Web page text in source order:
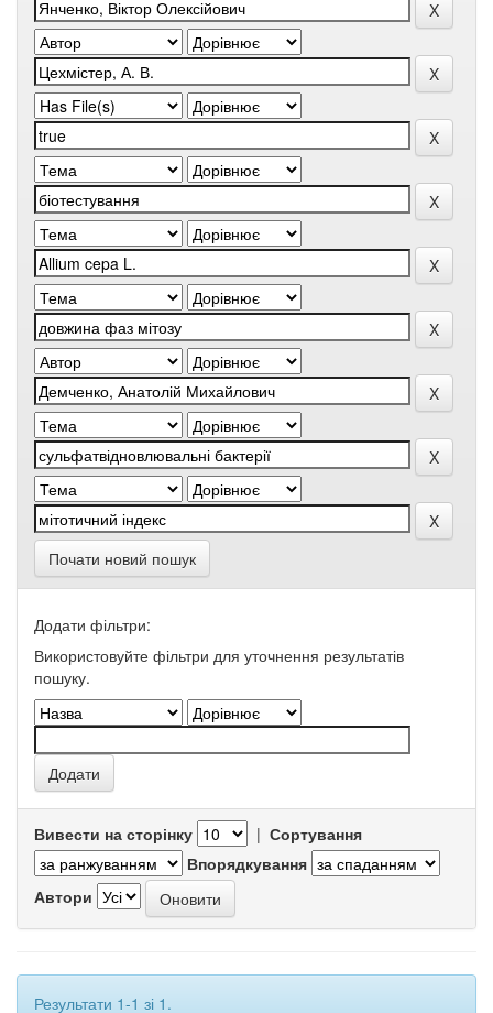
Почати новий пошук
Додати фільтри:
Використовуйте фільтри для уточнення результатів
пошуку.
Вивести на сторінку | Сортування
Впорядкування
Автори
Результати 1-1 зі 1.